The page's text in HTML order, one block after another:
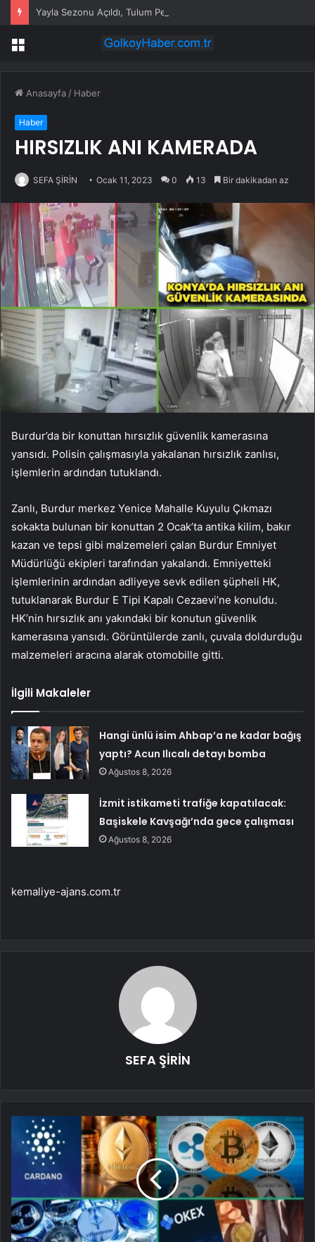
Menü
Anasayfa / Haber
Haber
HIRSIZLIK ANI KAMERADA
SEFA ŞİRİN Ocak 11, 2023 0 13 Bir dakikadan az
Burdur’da bir konuttan hırsızlık güvenlik kamerasına
yansıdı. Polisin çalışmasıyla yakalanan hırsızlık zanlısı,
işlemlerin ardından tutuklandı.
Zanlı, Burdur merkez Yenice Mahalle Kuyulu Çıkmazı
sokakta bulunan bir konuttan 2 Ocak’ta antika kilim, bakır
kazan ve tepsi gibi malzemeleri çalan Burdur Emniyet
Müdürlüğü ekipleri tarafından yakalandı. Emniyetteki
işlemlerinin ardından adliyeye sevk edilen şüpheli HK,
tutuklanarak Burdur E Tipi Kapalı Cezaevi’ne konuldu.
HK’nin hırsızlık anı yakındaki bir konutun güvenlik
kamerasına yansıdı. Görüntülerde zanlı, çuvala doldurduğu
malzemeleri aracına alarak otomobille gitti.
İlgili Makaleler
Hangi ünlü isim Ahbap’a ne kadar bağış
yaptı? Acun Ilıcalı detayı bomba
Ağustos 8, 2026
İzmit istikameti trafiğe kapatılacak:
Başiskele Kavşağı’nda gece çalışması
Ağustos 8, 2026
kemaliye-ajans.com.tr
SEFA ŞİRİN